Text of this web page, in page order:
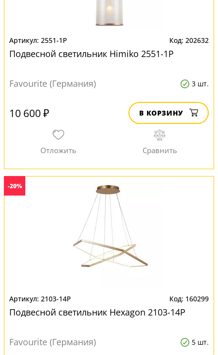
2551-1P 202632
Подвесной светильник Himiko 2551-1P
Favourite (Германия) 3 шт.
10 600 ₽ В КОРЗИНУ
-20%
2103-14P 160299
Подвесной светильник Hexagon 2103-14P
Favourite (Германия) 5 шт.